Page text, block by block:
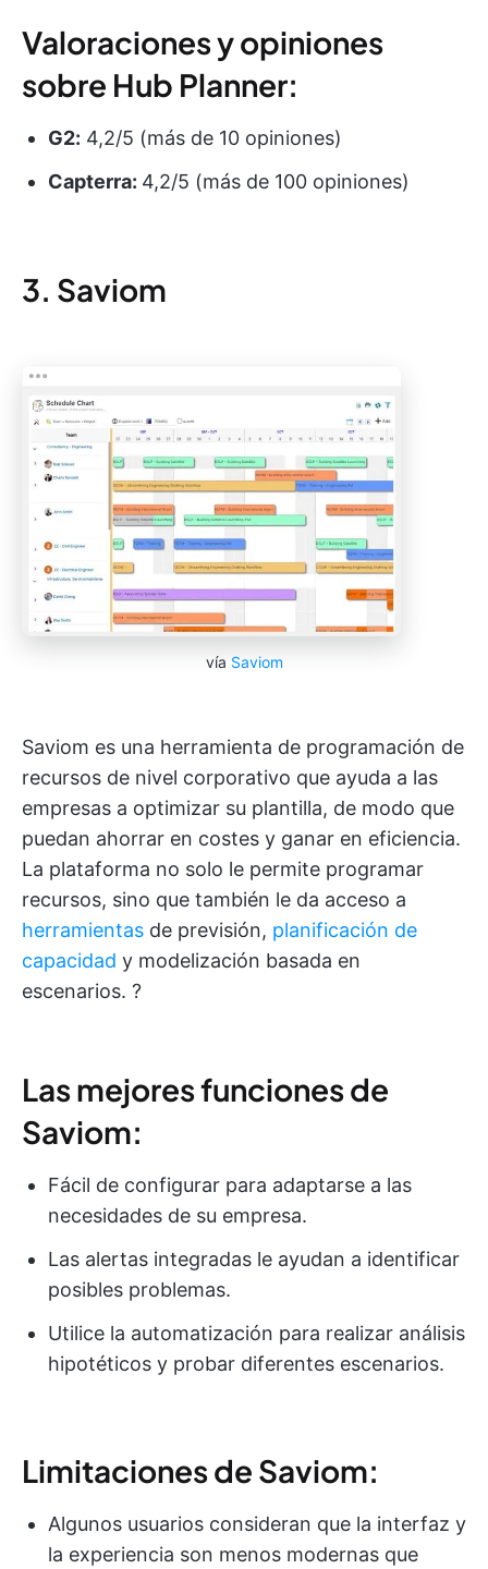
Valoraciones y opiniones
sobre Hub Planner:
G2: 4,2/5 (más de 10 opiniones)
Capterra: 4,2/5 (más de 100 opiniones)
3. Saviom
vía Saviom
Saviom es una herramienta de programación de
recursos de nivel corporativo que ayuda a las
empresas a optimizar su plantilla, de modo que
puedan ahorrar en costes y ganar en eficiencia.
La plataforma no solo le permite programar
recursos, sino que también le da acceso a
herramientas de previsión, planificación de
capacidad y modelización basada en
escenarios. ?
Las mejores funciones de
Saviom:
Fácil de configurar para adaptarse a las
necesidades de su empresa.
Las alertas integradas le ayudan a identificar
posibles problemas.
Utilice la automatización para realizar análisis
hipotéticos y probar diferentes escenarios.
Limitaciones de Saviom:
Algunos usuarios consideran que la interfaz y
la experiencia son menos modernas que